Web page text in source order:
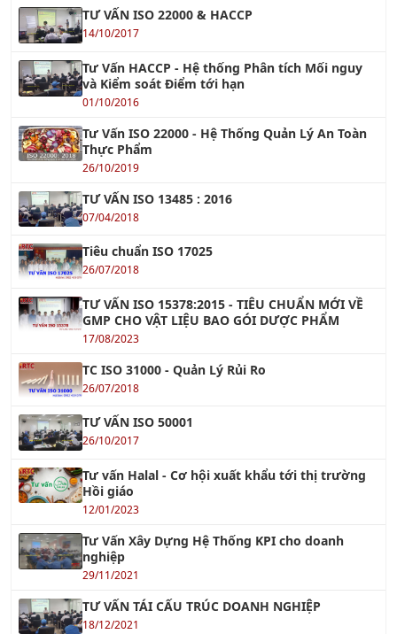
Tư Vấn HACCP - Hệ thống Phân tích Mối nguy
và Kiểm soát Điểm tới hạn
Tư Vấn ISO 22000 - Hệ Thống Quản Lý An Toàn
Thực Phẩm
TƯ VẤN ISO 13485 : 2016
07/04/2018
Tiêu chuẩn ISO 17025
26/07/2018
TƯ VẤN ISO 15378:2015 - TIÊU CHUẨN MỚI VỀ
GMP CHO VẬT LIỆU BAO GÓI DƯỢC PHẨM
TC ISO 31000 - Quản Lý Rủi Ro
26/07/2018
TƯ VẤN ISO 50001
26/10/2017
Tư vấn Halal - Cơ hội xuất khẩu tới thị trường
Hồi giáo
Tư Vấn Xây Dựng Hệ Thống KPI cho doanh
nghiệp
TƯ VẤN TÁI CẤU TRÚC DOANH NGHIỆP
18/12/2021
TƯ VẤN 5S
04/10/2016